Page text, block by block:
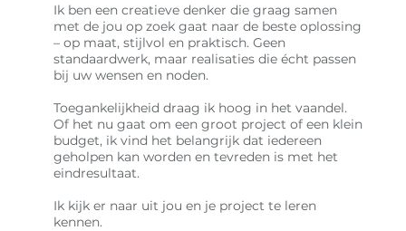
Ik ben een creatieve denker die graag samen
met de jou op zoek gaat naar de beste oplossing
– op maat, stijlvol en praktisch. Geen
standaardwerk, maar realisaties die écht passen
bij uw wensen en noden.
Toegankelijkheid draag ik hoog in het vaandel.
Of het nu gaat om een groot project of een klein
budget, ik vind het belangrijk dat iedereen
geholpen kan worden en tevreden is met het
eindresultaat.
Ik kijk er naar uit jou en je project te leren
kennen.